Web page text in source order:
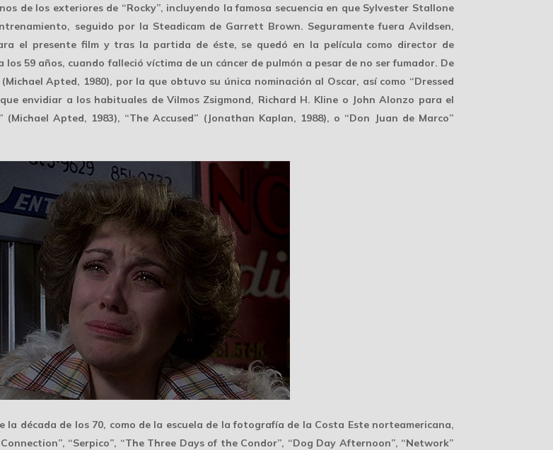
de los exteriores de “Rocky”, incluyendo la famosa secuencia en que Sylvester Stallone
seguido por la Steadicam de Garrett Brown. Seguramente fuera Avildsen,
el presente film y tras la partida de éste, se quedó en la película como director de
59 años, cuando falleció víctima de un cáncer de pulmón a pesar de no ser fumador. De
Apted, 1980), por la que obtuvo su única nominación al Oscar, así como “Dressed
envidiar a los habituales de Vilmos Zsigmond, Richard H. Kline o John Alonzo para el
Apted, 1983), “The Accused” (Jonathan Kaplan, 1988), o “Don Juan de Marco”
década de los 70, como de la escuela de la fotografía de la Costa Estenorteamericana,
“Serpico”, “The Three Days of the Condor”, “Dog Day Afternoon”, “Network”